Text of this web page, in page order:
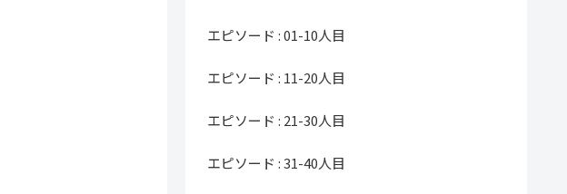
エピソード : 01-10人目
エピソード : 11-20人目
エピソード : 21-30人目
エピソード : 31-40人目